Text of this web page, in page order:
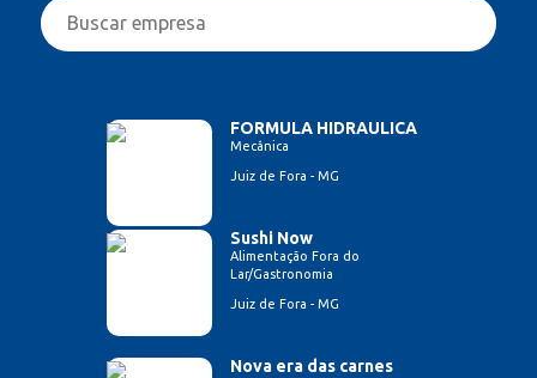
FORMULA HIDRAULICA
Mecânica
Juiz de Fora - MG
Sushi Now
Alimentação Fora do
Lar/Gastronomia
Juiz de Fora - MG
Nova era das carnes